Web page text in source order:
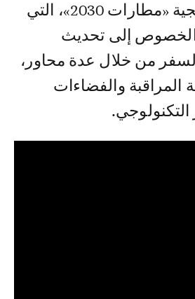
في إطار استراتيجية «مطارات 2030»، التي
إلى تحديث
من خلال عدة محاور،
والفضاءات
التكنولوجي.